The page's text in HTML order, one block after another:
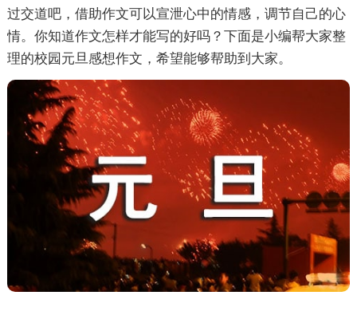
过交道吧，借助作文可以宣泄心中的情感，调节自己的心
情。你知道作文怎样才能写的好吗？下面是小编帮大家整
理的校园元旦感想作文，希望能够帮助到大家。